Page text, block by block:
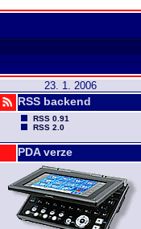
23. 1. 2006
RSS backend
RSS 0.91
RSS 2.0
PDA verze